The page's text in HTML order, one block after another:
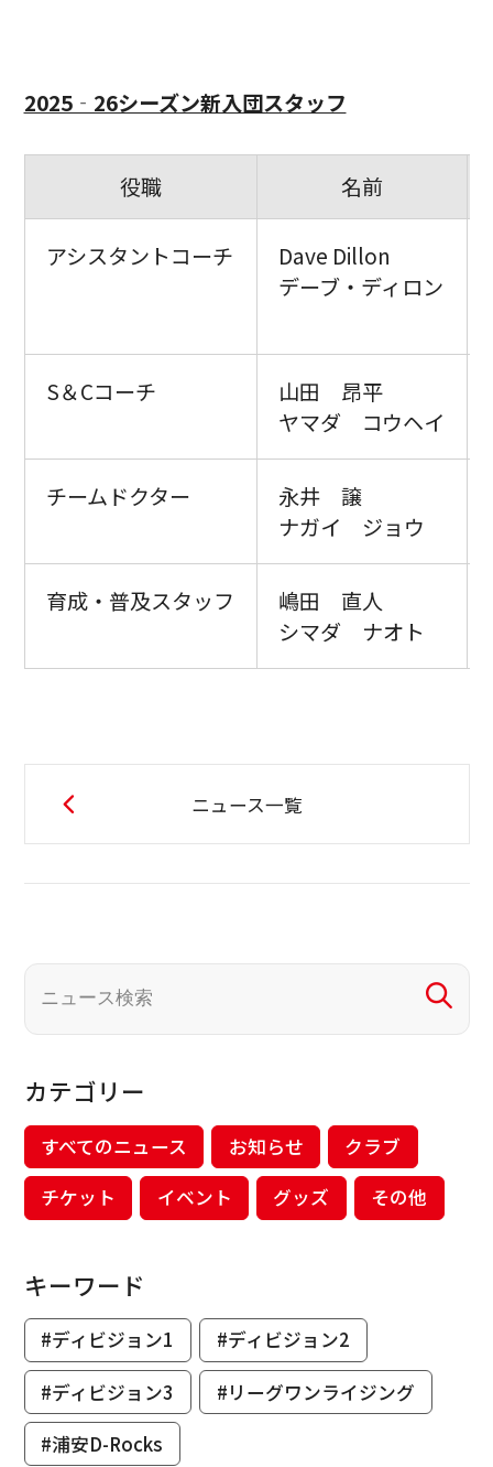
2025‐26シーズン新入団スタッフ
役職 名前
アシスタントコーチ
Dave Dillon
デーブ・ディロン
S＆Cコーチ
山田 昂平
ヤマダ コウヘイ
チームドクター
永井 譲
ナガイ ジョウ
育成・普及スタッフ
嶋田 直人
シマダ ナオト
ニュース一覧
カテゴリー
すべてのニュース お知らせ
クラブ
チケット
イベント グッズ その他
キーワード
#ディビジョン1
#ディビジョン2
#ディビジョン3
#リーグワンライジング
#浦安D-Rocks